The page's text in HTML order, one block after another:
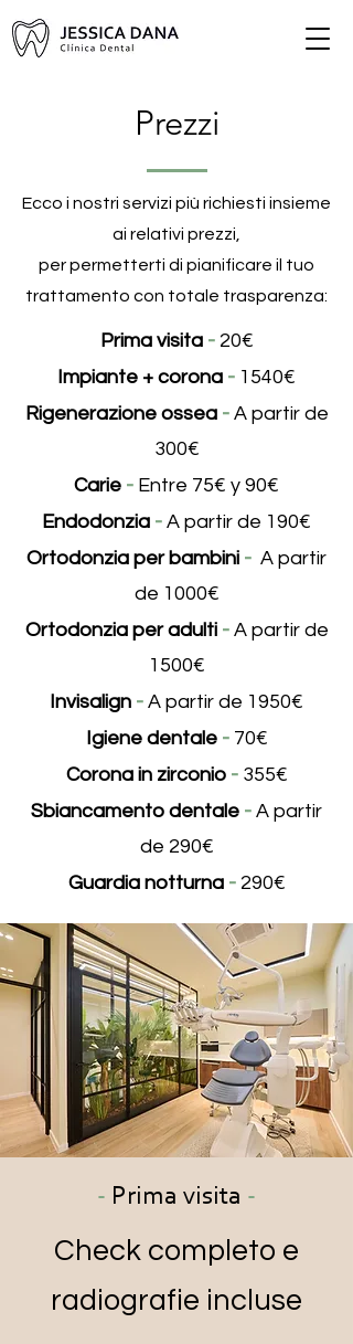
Prezzi
Ecco i nostri servizi più richiesti insieme
ai relativi prezzi,
per permetterti di pianificare il tuo
trattamento con totale trasparenza:
Prima visita -20€
Impiante + corona - 1540€
Rigenerazione ossea - A partir de
300€
Carie - Entre 75€ y 90€
Endodonzia - A partir de 190€
Ortodonzia per bambini - A partir
de 1000€
Ortodonzia per adulti -A partir de
1500€
Invisalign - A partir de 1950€
Igiene dentale -70€
Corona in zirconio -355€
Sbiancamento dentale - A partir
de 290€
Guardia notturna -290€
- Prima visita -
Check completo e
radiografie incluse